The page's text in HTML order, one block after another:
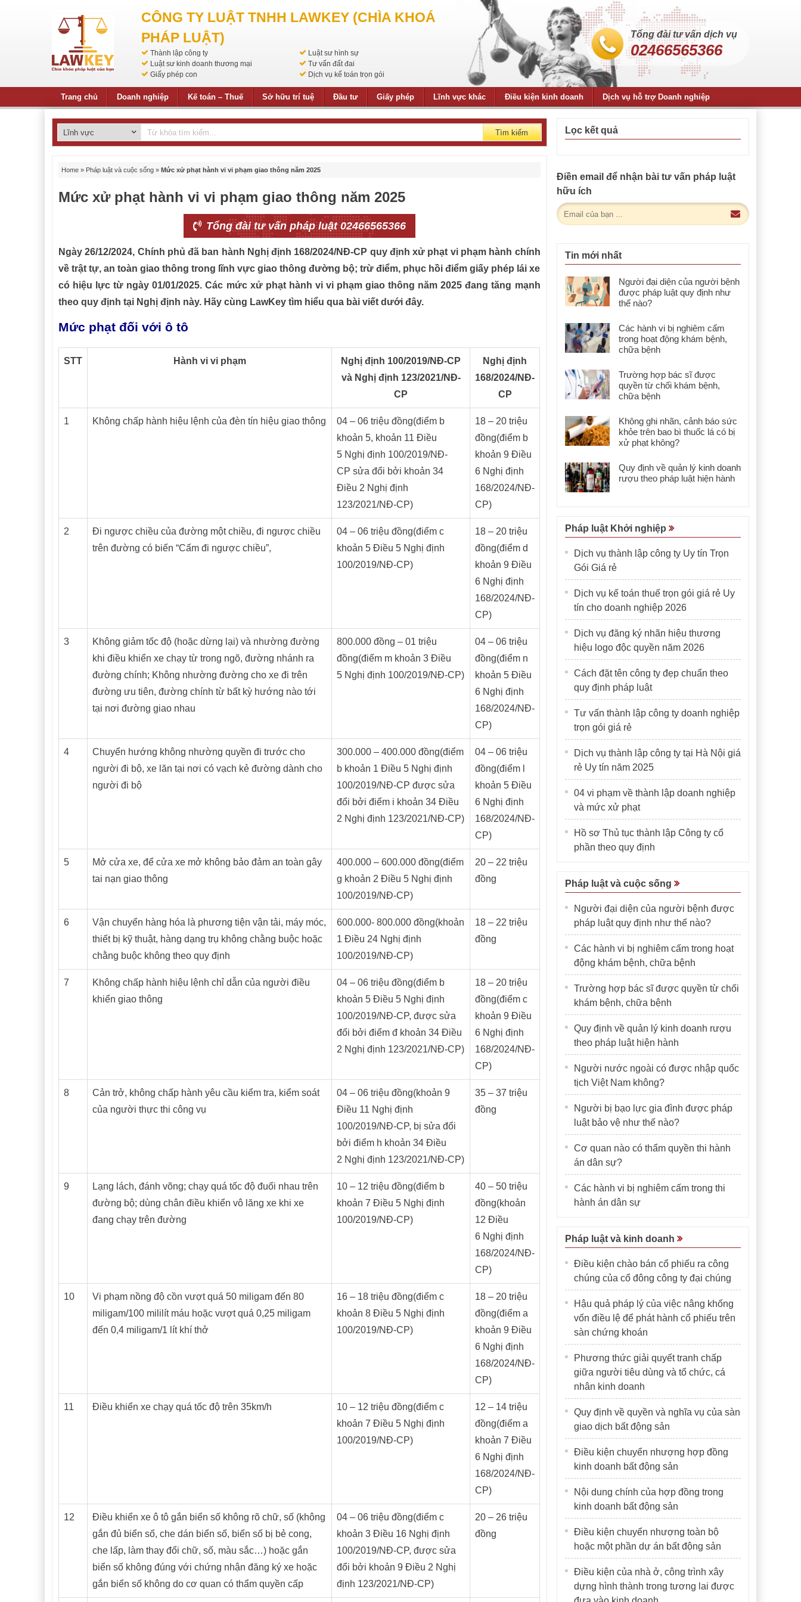
CÔNG TY LUẬT TNHH LAWKEY (CHÌA KHOÁ
PHÁP LUẬT)
Thành lập công ty
Luật sư hình sự
Luật sư kinh doanh thương mại
Tư vấn đất đai
Giấy phép con
Dịch vụ kế toán trọn gói
Tổng đài tư vấn dịch vụ
02466565366
Trang chủ Doanh nghiệp Kế toán – Thuế Sở hữu trí tuệ Đầu tư Giấy phép Lĩnh vực khác Điều kiện kinh doanh Dịch vụ hỗ trợ Doanh nghiệp
Tìm kiếm
Home » Pháp luật và cuộc sống » Mức xử phạt hành vi vi phạm giao thông năm 2025
Mức xử phạt hành vi vi phạm giao thông năm 2025
Tổng đài tư vấn pháp luật 02466565366
Ngày 26/12/2024, Chính phủ đã ban hành Nghị định 168/2024/NĐ-CP quy định xử phạt vi phạm hành chính
về trật tự, an toàn giao thông trong lĩnh vực giao thông đường bộ; trừ điểm, phục hồi điểm giấy phép lái xe
có hiệu lực từ ngày 01/01/2025. Các mức xử phạt hành vi vi phạm giao thông năm 2025 đang tăng mạnh
theo quy định tại Nghị định này. Hãy cùng LawKey tìm hiểu qua bài viết dưới đây.
Mức phạt đối với ô tô
STT Hành vi vi phạm
Nghị định 100/2019/NĐ-CP
và Nghị định 123/2021/NĐ-
CP
Nghị định
168/2024/NĐ-
CP
1 Không chấp hành hiệu lệnh của đèn tín hiệu giao thông
04 – 06 triệu đồng(điểm b
khoản 5, khoản 11 Điều
5 Nghị định 100/2019/NĐ-
CP sửa đổi bởi khoản 34
Điều 2 Nghị định
123/2021/NĐ-CP)
18 – 20 triệu
đồng(điểm b
khoản 9 Điều
6 Nghị định
168/2024/NĐ-
CP)
2
Đi ngược chiều của đường một chiều, đi ngược chiều
trên đường có biển “Cấm đi ngược chiều”,
04 – 06 triệu đồng(điểm c
khoản 5 Điều 5 Nghị định
100/2019/NĐ-CP)
18 – 20 triệu
đồng(điểm d
khoản 9 Điều
6 Nghị định
168/2024/NĐ-
CP)
3
Không giảm tốc độ (hoặc dừng lại) và nhường đường
khi điều khiển xe chạy từ trong ngõ, đường nhánh ra
đường chính; Không nhường đường cho xe đi trên
đường ưu tiên, đường chính từ bất kỳ hướng nào tới
tại nơi đường giao nhau
800.000 đồng – 01 triệu
đồng(điểm m khoản 3 Điều
5 Nghị định 100/2019/NĐ-CP)
04 – 06 triệu
đồng(điểm n
khoản 5 Điều
6 Nghị định
168/2024/NĐ-
CP)
4
Chuyển hướng không nhường quyền đi trước cho
người đi bộ, xe lăn tại nơi có vạch kẻ đường dành cho
người đi bộ
300.000 – 400.000 đồng(điểm
b khoản 1 Điều 5 Nghị định
100/2019/NĐ-CP được sửa
đổi bởi điểm i khoản 34 Điều
2 Nghị định 123/2021/NĐ-CP)
04 – 06 triệu
đồng(điểm l
khoản 5 Điều
6 Nghị định
168/2024/NĐ-
CP)
5
Mở cửa xe, để cửa xe mở không bảo đảm an toàn gây
tai nạn giao thông
400.000 – 600.000 đồng(điểm
g khoản 2 Điều 5 Nghị định
100/2019/NĐ-CP)
20 – 22 triệu
đồng
6
Vận chuyển hàng hóa là phương tiện vận tải, máy móc,
thiết bị kỹ thuật, hàng dạng trụ không chằng buộc hoặc
chằng buộc không theo quy định
600.000- 800.000 đồng(khoản
1 Điều 24 Nghị định
100/2019/NĐ-CP)
18 – 22 triệu
đồng
7
Không chấp hành hiệu lệnh chỉ dẫn của người điều
khiển giao thông
04 – 06 triệu đồng(điểm b
khoản 5 Điều 5 Nghị định
100/2019/NĐ-CP, được sửa
đổi bởi điểm đ khoản 34 Điều
2 Nghị định 123/2021/NĐ-CP)
18 – 20 triệu
đồng(điểm c
khoản 9 Điều
6 Nghị định
168/2024/NĐ-
CP)
8
Cản trở, không chấp hành yêu cầu kiểm tra, kiểm soát
của người thực thi công vụ
04 – 06 triệu đồng(khoản 9
Điều 11 Nghị định
100/2019/NĐ-CP, bị sửa đổi
bởi điểm h khoản 34 Điều
2 Nghị định 123/2021/NĐ-CP)
35 – 37 triệu
đồng
9
Lạng lách, đánh võng; chạy quá tốc độ đuổi nhau trên
đường bộ; dùng chân điều khiển vô lăng xe khi xe
đang chạy trên đường
10 – 12 triệu đồng(điểm b
khoản 7 Điều 5 Nghị định
100/2019/NĐ-CP)
40 – 50 triệu
đồng(khoản
12 Điều
6 Nghị định
168/2024/NĐ-
CP)
10
Vi phạm nồng độ cồn vượt quá 50 miligam đến 80
miligam/100 mililít máu hoặc vượt quá 0,25 miligam
đến 0,4 miligam/1 lít khí thở
16 – 18 triệu đồng(điểm c
khoản 8 Điều 5 Nghị định
100/2019/NĐ-CP)
18 – 20 triệu
đồng(điểm a
khoản 9 Điều
6 Nghị định
168/2024/NĐ-
CP)
11 Điều khiển xe chạy quá tốc độ trên 35km/h
10 – 12 triệu đồng(điểm c
khoản 7 Điều 5 Nghị định
100/2019/NĐ-CP)
12 – 14 triệu
đồng(điểm a
khoản 7 Điều
6 Nghị định
168/2024/NĐ-
CP)
12
Điều khiển xe ô tô gắn biển số không rõ chữ, số (không
gắn đủ biển số, che dán biển số, biển số bị bẻ cong,
che lấp, làm thay đổi chữ, số, màu sắc…) hoặc gắn
biển số không đúng với chứng nhận đăng ký xe hoặc
gắn biển số không do cơ quan có thẩm quyền cấp
04 – 06 triệu đồng(điểm c
khoản 3 Điều 16 Nghị định
100/2019/NĐ-CP, được sửa
đổi bởi khoản 9 Điều 2 Nghị
định 123/2021/NĐ-CP)
20 – 26 triệu
đồng
Lọc kết quả
Điền email để nhận bài tư vấn pháp luật
hữu ích
Tin mới nhất
Người đại diện của người bệnh
được pháp luật quy định như
thế nào?
Các hành vi bị nghiêm cấm
trong hoạt động khám bệnh,
chữa bệnh
Trường hợp bác sĩ được
quyền từ chối khám bệnh,
chữa bệnh
Không ghi nhãn, cảnh báo sức
khỏe trên bao bì thuốc lá có bị
xử phạt không?
Quy định về quản lý kinh doanh
rượu theo pháp luật hiện hành
Pháp luật Khởi nghiệp
Dịch vụ thành lập công ty Uy tín Trọn
Gói Giá rẻ
Dịch vụ kế toán thuế trọn gói giá rẻ Uy
tín cho doanh nghiệp 2026
Dịch vụ đăng ký nhãn hiệu thương
hiệu logo độc quyền năm 2026
Cách đặt tên công ty đẹp chuẩn theo
quy định pháp luật
Tư vấn thành lập công ty doanh nghiệp
trọn gói giá rẻ
Dịch vụ thành lập công ty tại Hà Nội giá
rẻ Uy tín năm 2025
04 vi phạm về thành lập doanh nghiệp
và mức xử phạt
Hồ sơ Thủ tục thành lập Công ty cổ
phần theo quy định
Pháp luật và cuộc sống
Người đại diện của người bệnh được
pháp luật quy định như thế nào?
Các hành vi bị nghiêm cấm trong hoạt
động khám bệnh, chữa bệnh
Trường hợp bác sĩ được quyền từ chối
khám bệnh, chữa bệnh
Quy định về quản lý kinh doanh rượu
theo pháp luật hiện hành
Người nước ngoài có được nhập quốc
tịch Việt Nam không?
Người bị bạo lực gia đình được pháp
luật bảo vệ như thế nào?
Cơ quan nào có thẩm quyền thi hành
án dân sự?
Các hành vi bị nghiêm cấm trong thi
hành án dân sự
Pháp luật và kinh doanh
Điều kiện chào bán cổ phiếu ra công
chúng của cổ đông công ty đại chúng
Hậu quả pháp lý của việc nâng khống
vốn điều lệ để phát hành cổ phiếu trên
sàn chứng khoán
Phương thức giải quyết tranh chấp
giữa người tiêu dùng và tổ chức, cá
nhân kinh doanh
Quy định về quyền và nghĩa vụ của sàn
giao dịch bất động sản
Điều kiện chuyển nhượng hợp đồng
kinh doanh bất động sản
Nội dung chính của hợp đồng trong
kinh doanh bất động sản
Điều kiện chuyển nhượng toàn bộ
hoặc một phần dự án bất động sản
Điều kiện của nhà ở, công trình xây
dựng hình thành trong tương lai được